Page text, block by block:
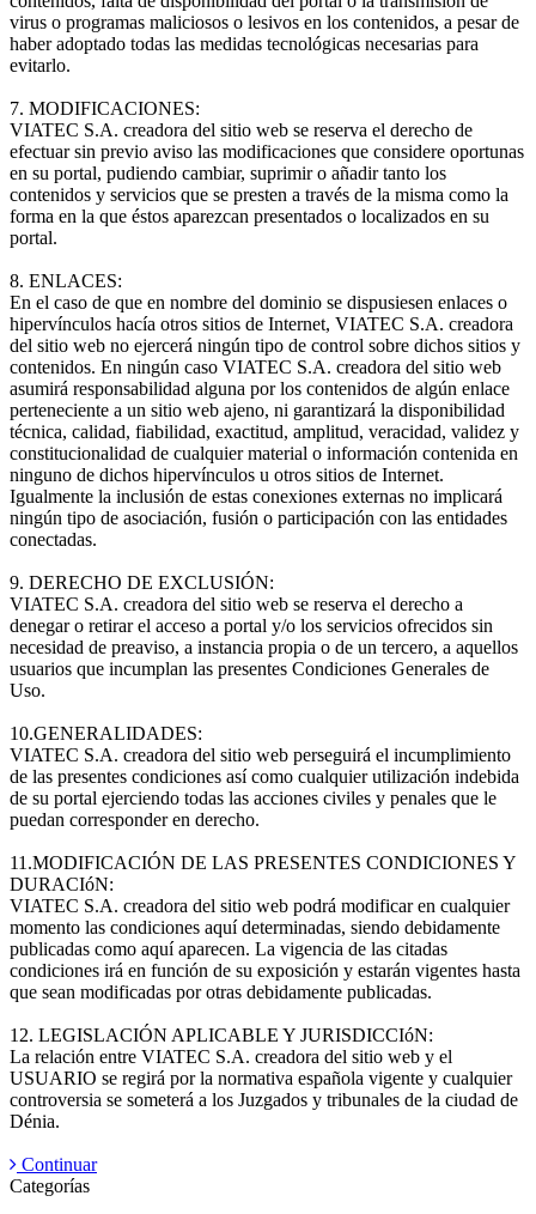
virus o programas maliciosos o lesivos en los contenidos, a pesar de
haber adoptado todas las medidas tecnológicas necesarias para
evitarlo.
7. MODIFICACIONES:
VIATEC S.A. creadora del sitio web se reserva el derecho de
efectuar sin previo aviso las modificaciones que considere oportunas
en su portal, pudiendo cambiar, suprimir o añadir tanto los
contenidos y servicios que se presten a través de la misma como la
forma en la que éstos aparezcan presentados o localizados en su
portal.
8. ENLACES:
En el caso de que en nombre del dominio se dispusiesen enlaces o
hipervínculos hacía otros sitios de Internet, VIATEC S.A. creadora
del sitio web no ejercerá ningún tipo de control sobre dichos sitios y
contenidos. En ningún caso VIATEC S.A. creadora del sitio web
asumirá responsabilidad alguna por los contenidos de algún enlace
perteneciente a un sitio web ajeno, ni garantizará la disponibilidad
técnica, calidad, fiabilidad, exactitud, amplitud, veracidad, validez y
constitucionalidad de cualquier material o información contenida en
ninguno de dichos hipervínculos u otros sitios de Internet.
Igualmente la inclusión de estas conexiones externas no implicará
ningún tipo de asociación, fusión o participación con las entidades
conectadas.
9. DERECHO DE EXCLUSIÓN:
VIATEC S.A. creadora del sitio web se reserva el derecho a
denegar o retirar el acceso a portal y/o los servicios ofrecidos sin
necesidad de preaviso, a instancia propia o de un tercero, a aquellos
usuarios que incumplan las presentes Condiciones Generales de
Uso.
10.GENERALIDADES:
VIATEC S.A. creadora del sitio web perseguirá el incumplimiento
de las presentes condiciones así como cualquier utilización indebida
de su portal ejerciendo todas las acciones civiles y penales que le
puedan corresponder en derecho.
11.MODIFICACIÓN DE LAS PRESENTES CONDICIONES Y
DURACIóN:
VIATEC S.A. creadora del sitio web podrá modificar en cualquier
momento las condiciones aquí determinadas, siendo debidamente
publicadas como aquí aparecen. La vigencia de las citadas
condiciones irá en función de su exposición y estarán vigentes hasta
que sean modificadas por otras debidamente publicadas.
12. LEGISLACIÓN APLICABLE Y JURISDICCIóN:
La relación entre VIATEC S.A. creadora del sitio web y el
USUARIO se regirá por la normativa española vigente y cualquier
controversia se someterá a los Juzgados y tribunales de la ciudad de
Dénia.
Continuar
Categorías